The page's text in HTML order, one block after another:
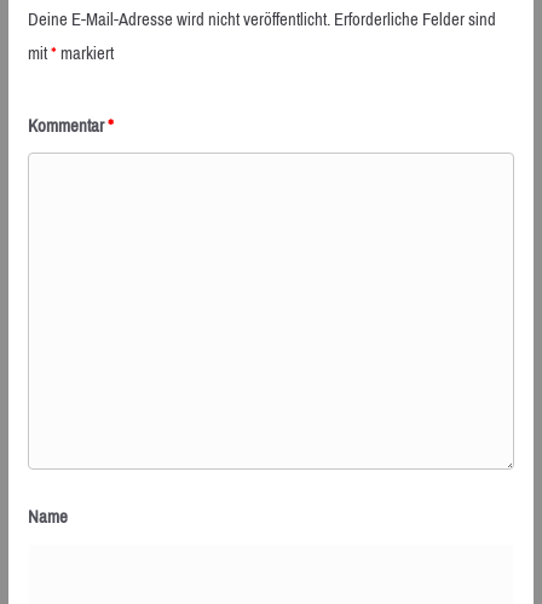
Deine E-Mail-Adresse wird nicht veröffentlicht.Erforderliche Felder sind
mit*markiert
Kommentar*
Name